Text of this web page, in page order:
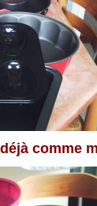
comme